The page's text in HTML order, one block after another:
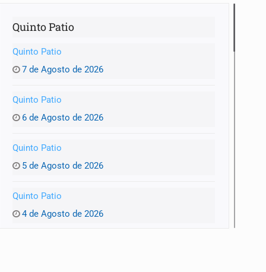
Quinto Patio
Quinto Patio
7 de Agosto de 2026
Quinto Patio
6 de Agosto de 2026
Quinto Patio
5 de Agosto de 2026
Quinto Patio
4 de Agosto de 2026